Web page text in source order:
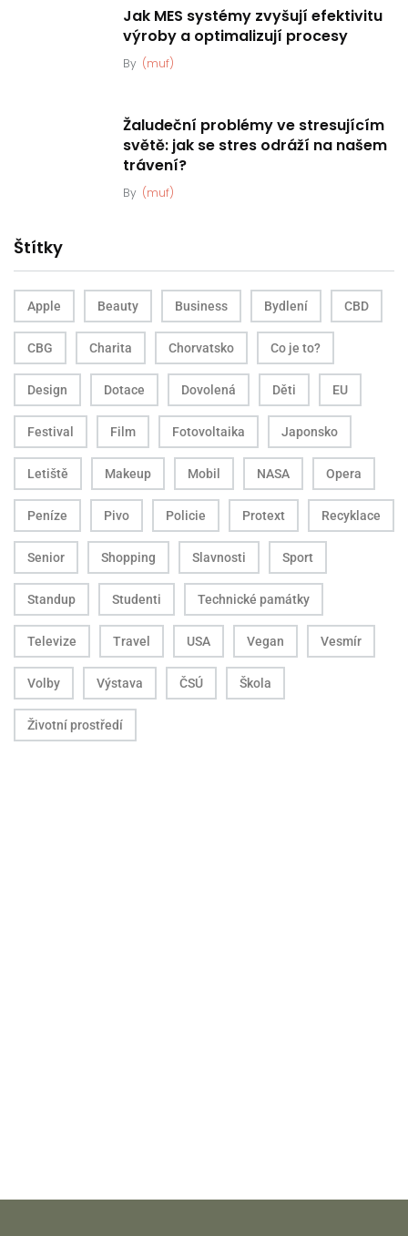
Jak MES systémy zvyšují efektivitu
výroby a optimalizují procesy
By (muf)
Žaludeční problémy ve stresujícím
světě: jak se stres odráží na našem
trávení?
By (muf)
Štítky
Apple Beauty Business Bydlení CBD
CBG Charita Chorvatsko Co je to?
Design Dotace Dovolená Děti EU
Festival Film Fotovoltaika Japonsko
Letiště Makeup Mobil NASA Opera
Peníze Pivo Policie Protext Recyklace
Senior Shopping Slavnosti Sport
Standup Studenti Technické památky
Televize Travel USA Vegan Vesmír
Volby Výstava ČSÚ Škola
Životní prostředí